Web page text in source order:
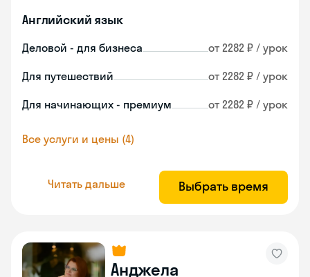
Английский язык
Деловой - для бизнеса от 2282 ₽ / урок
Для путешествий от 2282 ₽ / урок
Для начинающих - премиум от 2282 ₽ / урок
Все услуги и цены (4)
Читать дальше Выбрать время
Анджела